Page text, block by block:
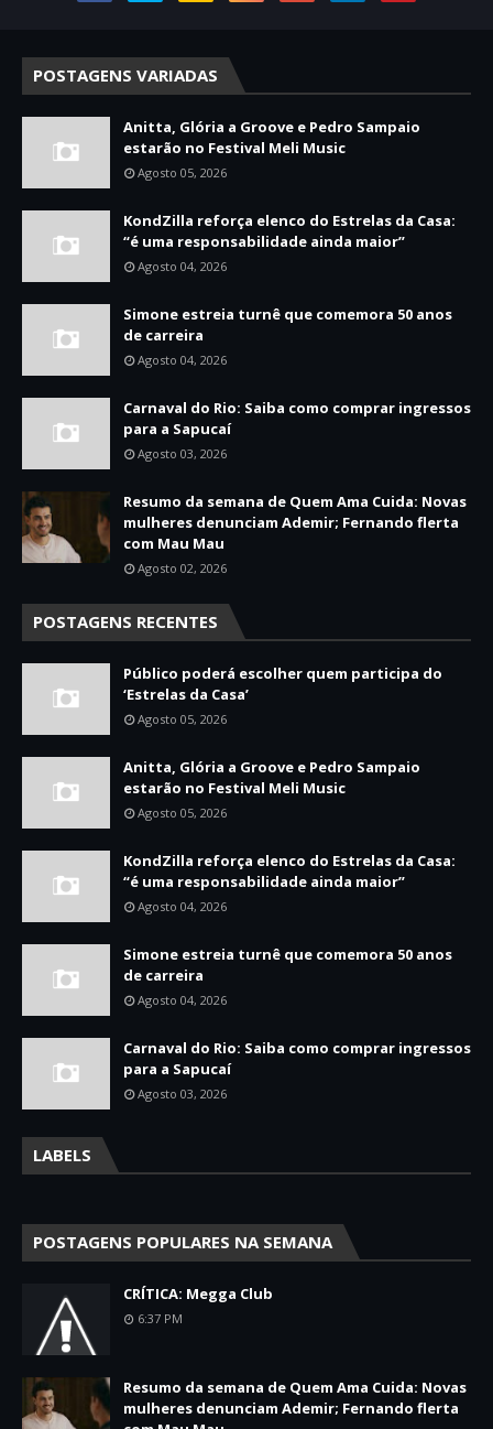
POSTAGENS VARIADAS
Anitta, Glória a Groove e Pedro Sampaio
estarão no Festival Meli Music
Agosto 05, 2026
KondZilla reforça elenco do Estrelas da Casa:
“é uma responsabilidade ainda maior”
Agosto 04, 2026
Simone estreia turnê que comemora 50 anos
de carreira
Agosto 04, 2026
Carnaval do Rio: Saiba como comprar ingressos
para a Sapucaí
Agosto 03, 2026
Resumo da semana de Quem Ama Cuida: Novas
mulheres denunciam Ademir; Fernando flerta
com Mau Mau
Agosto 02, 2026
POSTAGENS RECENTES
Público poderá escolher quem participa do
‘Estrelas da Casa’
Agosto 05, 2026
Anitta, Glória a Groove e Pedro Sampaio
estarão no Festival Meli Music
Agosto 05, 2026
KondZilla reforça elenco do Estrelas da Casa:
“é uma responsabilidade ainda maior”
Agosto 04, 2026
Simone estreia turnê que comemora 50 anos
de carreira
Agosto 04, 2026
Carnaval do Rio: Saiba como comprar ingressos
para a Sapucaí
Agosto 03, 2026
LABELS
POSTAGENS POPULARES NA SEMANA
CRÍTICA: Megga Club
6:37 PM
Resumo da semana de Quem Ama Cuida: Novas
mulheres denunciam Ademir; Fernando flerta